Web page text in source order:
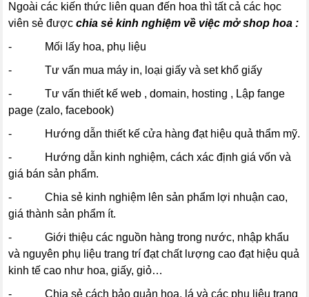
Ngoài các kiến thức liên quan đến hoa thì tất cả các học
viên sẻ được chia sẻ kinh nghiệm về việc mở shop hoa :
- Mối lấy hoa, phụ liệu
- Tư vấn mua máy in, loại giấy và set khổ giấy
- Tư vấn thiết kế web , domain, hosting , Lập fange
page (zalo, facebook)
- Hướng dẫn thiết kế cửa hàng đạt hiệu quả thẩm mỹ.
- Hướng dẫn kinh nghiệm, cách xác định giá vốn và
giá bán sản phẩm.
- Chia sẻ kinh nghiệm lên sản phẩm lợi nhuận cao,
giá thành sản phẩm ít.
- Giới thiệu các nguồn hàng trong nước, nhập khẩu
và nguyên phụ liệu trang trí đạt chất lượng cao đạt hiệu quả
kinh tế cao như hoa, giấy, giỏ…
- Chia sẻ cách bảo quản hoa, lá và các phụ liệu trang